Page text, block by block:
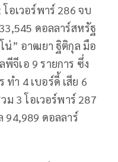
อเวอร์พาร์ 286 จบ
ดอลลาร์สหรัฐ
น่” อาฒยา ฐิติกุล มือ
จีเอ 9 รายการ ซึ่ง
ำ 4 เบอร์ดี้ เสีย 6
ม 3 โอเวอร์พาร์ 287
94,989 ดอลลาร์